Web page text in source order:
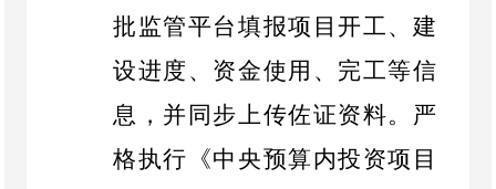
批监管平台填报项目开工、建
设进度、资金使用、完工等信
息，并同步上传佐证资料。严
格执行《中央预算内投资项目